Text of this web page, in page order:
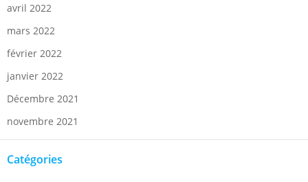
avril 2022
mars 2022
février 2022
janvier 2022
Décembre 2021
novembre 2021
Catégories